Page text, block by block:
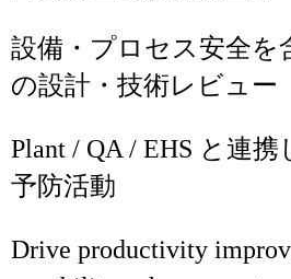
設備・プロセス安全を
の設計・技術レビュー
Plant / QA / EHS と連
予防活動
Drive productivity